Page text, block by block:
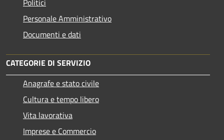
Politici
Personale Amministrativo
Documenti e dati
CATEGORIE DI SERVIZIO
Anagrafe e stato civile
Cultura e tempo libero
Vita lavorativa
Imprese e Commercio